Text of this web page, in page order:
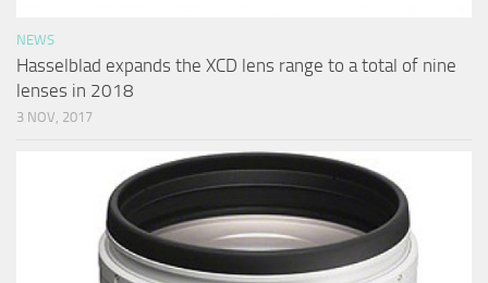
NEWS
Hasselblad expands the XCD lens range to a total of nine
lenses in 2018
3 NOV, 2017